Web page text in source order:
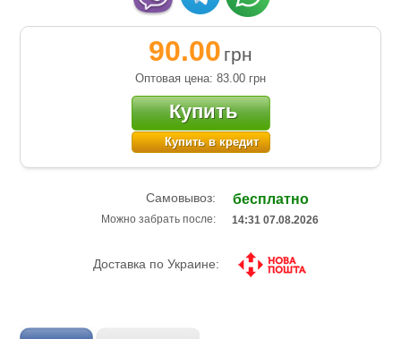
90.00 грн
Оптовая цена: 83.00 грн
Купить
Купить в кредит
Самовывоз: бесплатно
Можно забрать после: 14:31 07.08.2026
Доставка по Украине: